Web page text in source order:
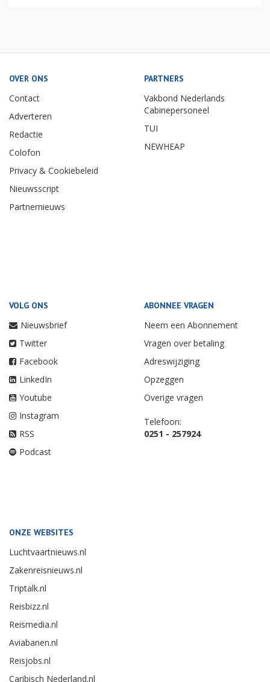
OVER ONS
Contact
Adverteren
Redactie
Colofon
Privacy & Cookiebeleid
Nieuwsscript
Partnernieuws
PARTNERS
Vakbond Nederlands
Cabinepersoneel
TUI
NEWHEAP
VOLG ONS
Nieuwsbrief
Twitter
Facebook
LinkedIn
Youtube
Instagram
RSS
Podcast
ABONNEE VRAGEN
Neem een Abonnement
Vragen over betaling
Adreswijziging
Opzeggen
Overige vragen
Telefoon:
0251 - 257924
ONZE WEBSITES
Luchtvaartnieuws.nl
Zakenreisnieuws.nl
Triptalk.nl
Reisbizz.nl
Reismedia.nl
Aviabanen.nl
Reisjobs.nl
Caribisch Nederland.nl